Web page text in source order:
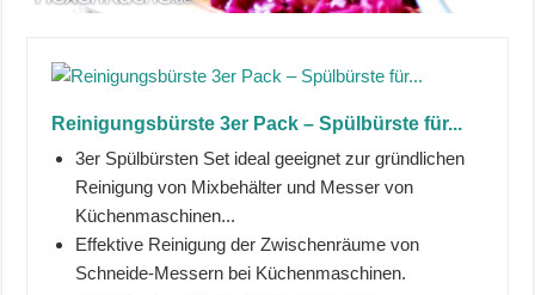
Reinigungsbürste 3er Pack – Spülbürste für...
3er Spülbürsten Set ideal geeignet zur gründlichen
Reinigung von Mixbehälter und Messer von
Küchenmaschinen...
Effektive Reinigung der Zwischenräume von
Schneide-Messern bei Küchenmaschinen.